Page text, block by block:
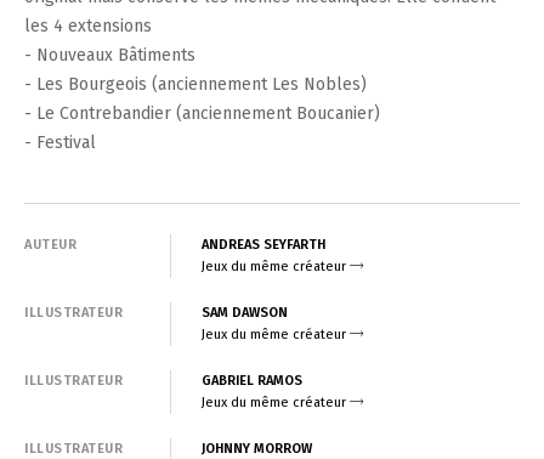
les 4 extensions
- Nouveaux Bâtiments
- Les Bourgeois (anciennement Les Nobles)
- Le Contrebandier (anciennement Boucanier)
- Festival
AUTEUR
ANDREAS SEYFARTH
Jeux du même créateur
ILLUSTRATEUR
SAM DAWSON
Jeux du même créateur
ILLUSTRATEUR
GABRIEL RAMOS
Jeux du même créateur
ILLUSTRATEUR
JOHNNY MORROW